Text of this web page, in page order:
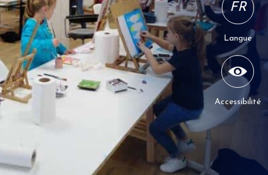
FR
Langue
Accessibilité